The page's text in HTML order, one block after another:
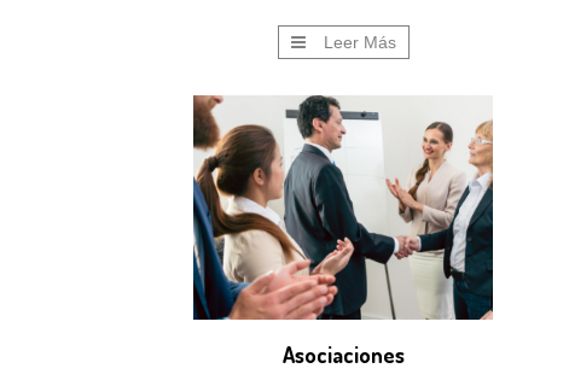
Leer Más
Asociaciones